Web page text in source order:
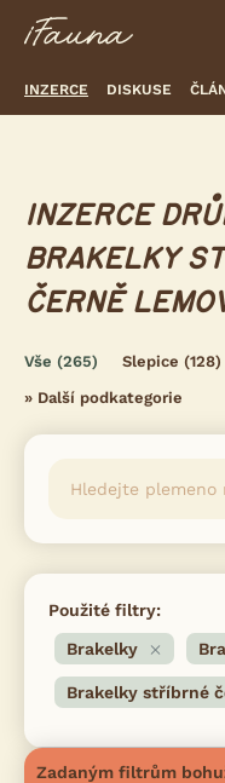
INZERCE DISKUSE
INZERCE
BRAKELKY
ČERNĚ
Vše (265) Slepice (128)
» Další podkategorie
Použité filtry:
Brakelky
Brakelky stříbrné
Zadaným filtrům